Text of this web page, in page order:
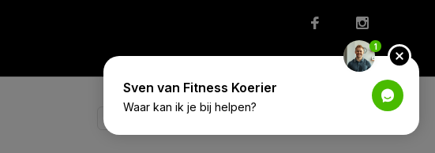
1
Sven van Fitness Koerier
Waar kan ik je bij helpen?